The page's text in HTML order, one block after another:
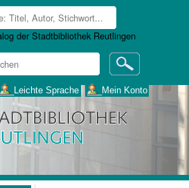
___Leichte Sprache ___Mein Konto